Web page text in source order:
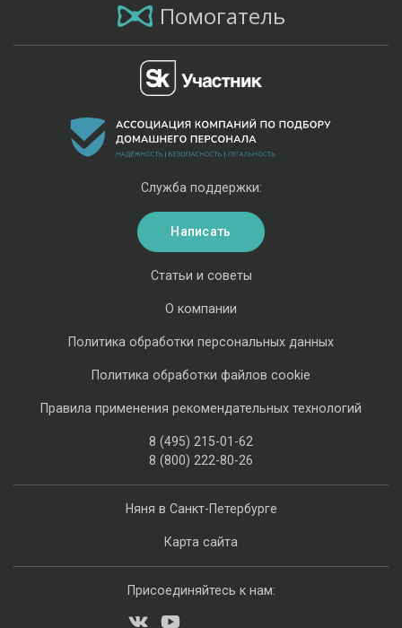
Помогатель
Няня в Санкт-Петербурге
Карта сайта
Статьи и советы
О компании
Политика обработки персональных данных
Политика обработки файлов cookie
Правила применения рекомендательных технологий
8 (495) 215-01-62
8 (800) 222-80-26
Служба поддержки:
Написать
Присоединяйтесь к нам: